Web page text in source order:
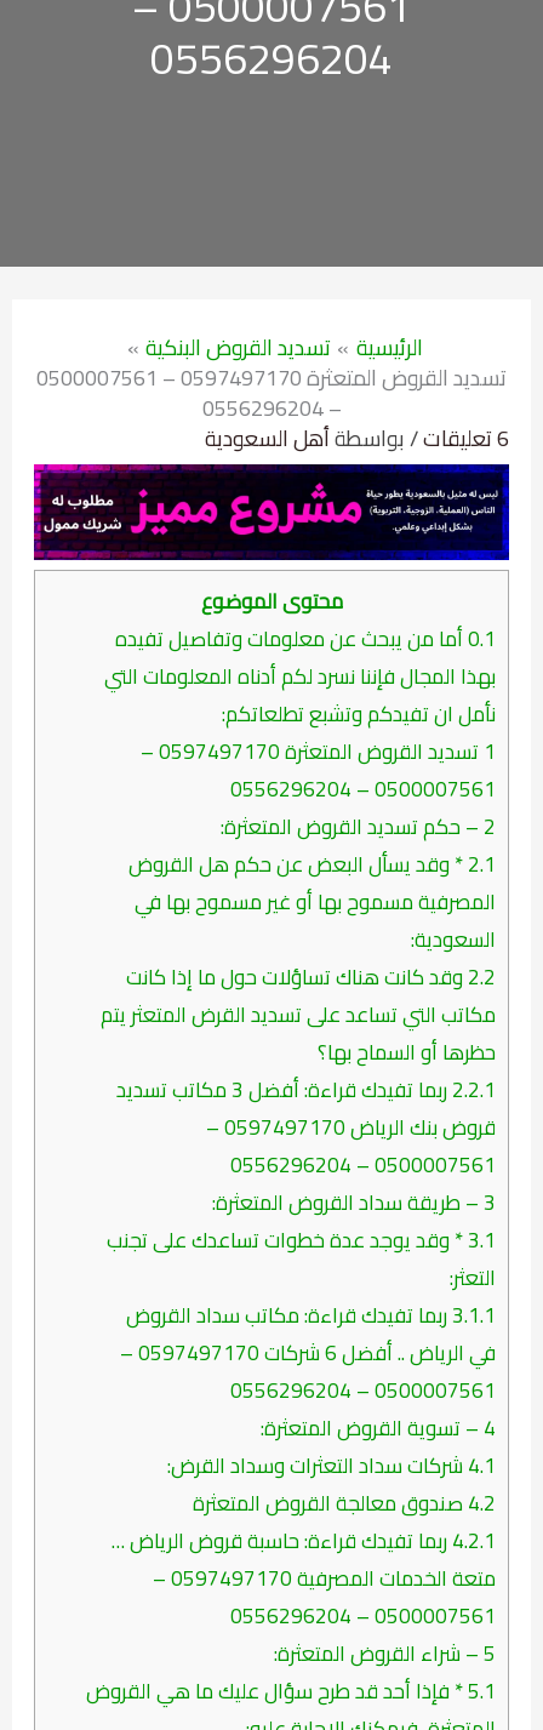
0556296204
الرئيسية تسديد القروض البنكية
تسديد القروض المتعثرة 0597497170 – 0500007561
– 0556296204
6 تعليقات / بواسطةأهل السعودية
محتوى الموضوع
0.1أما من يبحث عن معلومات وتفاصيل تفيده
بهذا المجال فإننا نسرد لكم أدناه المعلومات التي
نأمل ان تفيدكم وتشبع تطلعاتكم:
1
تسديد القروض المتعثرة 0597497170 –
0500007561 – 0556296204
2– حكم تسديد القروض المتعثرة:
2.1* وقد يسأل البعض عن حكم هل القروض
المصرفية مسموح بها أو غير مسموح بها في
السعودية:
2.2وقد كانت هناك تساؤلات حول ما إذا كانت
مكاتب التي تساعد على تسديد القرض المتعثر يتم
حظرها أو السماح بها؟
2.2.1
ربما تفيدك قراءة: أفضل 3 مكاتب تسديد
قروض بنك الرياض 0597497170 –
0500007561 – 0556296204
3– طريقة سداد القروض المتعثرة:
3.1* وقد يوجد عدة خطوات تساعدك على تجنب
التعثر:
3.1.1ربما تفيدك قراءة: مكاتب سداد القروض
في الرياض .. أفضل 6 شركات 0597497170 –
0500007561 – 0556296204
4– تسوية القروض المتعثرة:
4.1شركات سداد التعثرات وسداد القرض:
4.2صندوق معالجة القروض المتعثرة
4.2.1ربما تفيدك قراءة: حاسبة قروض الرياض …
متعة الخدمات المصرفية 0597497170 –
0500007561 – 0556296204
5– شراء القروض المتعثرة:
5.1* فإذا أحد قد طرح سؤال عليك ما هي القروض